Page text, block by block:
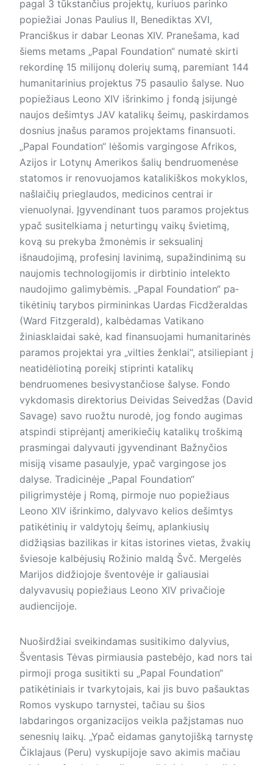
pagal 3 tūkstančius projektų, kuriuos parinko
popiežiai Jonas Paulius II, Benediktas XVI,
Pranciškus ir dabar Leonas XIV. Pranešama, kad
šiems metams „Papal Foundation“ numatė skirti
rekordinę 15 milijonų dolerių sumą, paremiant 144
humanitarinius projektus 75 pasaulio šalyse. Nuo
popiežiaus Leono XIV išrinkimo į fondą įsijungė
naujos dešimtys JAV katalikų šeimų, paskirdamos
dosnius įnašus paramos projektams finansuoti.
„Papal Foun­dation“ lėšomis vargingose Afrikos,
Azijos ir Lotynų Amerikos šalių bendruomenėse
statomos ir renovuojamos katalikiškos mokyklos,
našlaičių prieglaudos, medicinos centrai ir
vienuolynai. Įgyvendinant tuos paramos projektus
ypač susitelkiama į neturtingų vaikų švietimą,
kovą su prekyba žmonėmis ir seksualinį
išnaudojimą, profesinį lavinimą, supažindinimą su
naujomis technologijomis ir dirbtinio intelekto
naudojimo galimybėmis. „Papal Foundation“ pa­
tikėtinių tarybos pirmininkas Uardas Ficdžeraldas
(Ward Fitzgerald), kalbėdamas Vatikano
žiniasklaidai sakė, kad finansuojami humanitarinės
paramos projektai yra „vilties ženklai“, atsiliepiant į
ne­ati­dėliotiną poreikį stiprinti katalikų
bendruomenes besivystančiose šalyse. Fondo
vykdomasis direktorius Deividas Seivedžas (David
Savage) savo ruožtu nurodė, jog fondo augimas
atspindi stiprėjantį amerikiečių katalikų troškimą
prasmingai dalyvauti įgyvendinant Bažnyčios
misiją visame pasaulyje, ypač vargingose jos
dalyse. Tradicinėje „Papal Foundation“
piligrimystėje į Romą, pirmoje nuo popiežiaus
Leono XIV išrinkimo, dalyvavo kelios dešimtys
patikėtinių ir valdytojų šeimų, aplankiusių
didžiąsias bazilikas ir kitas istorines vietas, žvakių
šviesoje kalbėjusių Rožinio maldą Švč. Mergelės
Marijos didžiojoje šventovėje ir galiausiai
dalyvavusių popiežiaus Leono XIV privačioje
audiencijoje.
Nuoširdžiai sveikindamas susitikimo dalyvius,
Šventasis Tėvas pirmiausia pastebėjo, kad nors tai
pirmoji proga susitikti su „Papal Foundation“
patikėtiniais ir tvarkytojais, kai jis buvo pašauktas
Romos vyskupo tarnystei, tačiau su šios
labdaringos organizacijos veik­la pažįstamas nuo
senesnių laikų. „Ypač eidamas ganytojišką tarnystę
Čiklajaus (Peru) vyskupijoje savo akimis mačiau